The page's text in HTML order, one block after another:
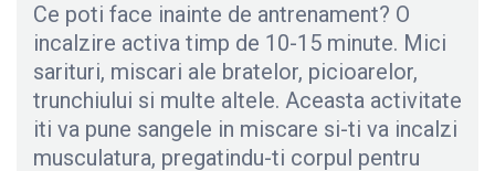
Ce poti face inainte de antrenament? O
incalzire activa timp de 10-15 minute. Mici
sarituri, miscari ale bratelor, picioarelor,
trunchiului si multe altele. Aceasta activitate
iti va pune sangele in miscare si-ti va incalzi
musculatura, pregatindu-ti corpul pentru